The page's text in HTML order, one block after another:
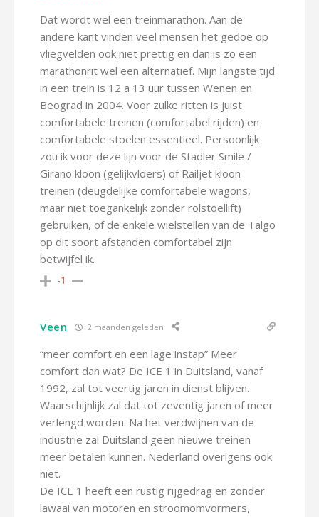
Dat wordt wel een treinmarathon. Aan de
andere kant vinden veel mensen het gedoe op
vliegvelden ook niet prettig en dan is zo een
marathonrit wel een alternatief. Mijn langste tijd
in een trein is 12 a 13 uur tussen Wenen en
Beograd in 2004. Voor zulke ritten is juist
comfortabele treinen (comfortabel rijden) en
comfortabele stoelen essentieel. Persoonlijk
zou ik voor deze lijn voor de Stadler Smile /
Girano kloon (gelijkvloers) of Railjet kloon
treinen (deugdelijke comfortabele wagons,
maar niet toegankelijk zonder rolstoellift)
gebruiken, of de enkele wielstellen van de Talgo
op dit soort afstanden comfortabel zijn
betwijfel ik.
-1
Veen 2 maanden geleden
“meer comfort en een lage instap” Meer
comfort dan wat? De ICE 1 in Duitsland, vanaf
1992, zal tot veertig jaren in dienst blijven.
Waarschijnlijk zal dat tot zeventig jaren of meer
verlengd worden. Na het verdwijnen van de
industrie zal Duitsland geen nieuwe treinen
meer betalen kunnen. Nederland overigens ook
niet.
De ICE 1 heeft een rustig rijgedrag en zonder
lawaai van motoren en stroomomvormers,